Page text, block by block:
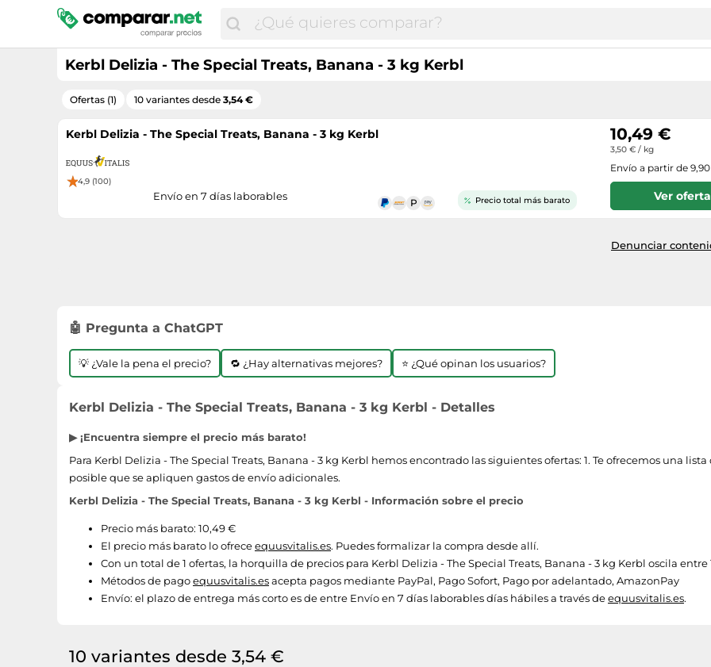
Kerbl Delizia - The Special Treats, Banana - 3 kg Kerbl
Ofertas (1) 10 variantes desde 3,54 €
Kerbl Delizia - The Special Treats, Banana - 3 kg Kerbl
4,9 (100)
Precio total más barato
Envío en 7 días laborables
10,49 €
3,50 € / kg
Envío a partir de
Ver oferta
Denunciar
🤖 Pregunta a ChatGPT
💡 ¿Vale la pena el precio? 🔁 ¿Hay alternativas mejores? ⭐ ¿Qué opinan los usuarios?
Kerbl Delizia - The Special Treats, Banana - 3 kg Kerbl - Detalles
▶ ¡Encuentra siempre el precio más barato!
Para Kerbl Delizia - The Special Treats, Banana - 3 kg Kerbl hemos encontrado las siguientes ofertas: 1. Te ofrecemos una
posible que se apliquen gastos de envío adicionales.
Kerbl Delizia - The Special Treats, Banana - 3 kg Kerbl - Información sobre el precio
Precio más barato: 10,49 €
El precio más barato lo ofreceequusvitalis.es. Puedes formalizar la compra desde allí.
Con un total de 1 ofertas, la horquilla de precios para Kerbl Delizia - The Special Treats, Banana - 3 kg Kerbl oscila entre
Métodos de pagoequusvitalis.esacepta pagos mediante PayPal, Pago Sofort, Pago por adelantado, AmazonPay
Envío: el plazo de entrega más corto es de entre Envío en 7 días laborables días hábiles a través deequusvitalis.es.
10 variantes desde 3,54 €